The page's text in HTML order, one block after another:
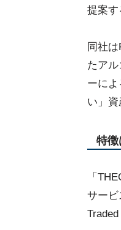
提案す
同社
たア
ーに
い」資
特徴
「
サービ